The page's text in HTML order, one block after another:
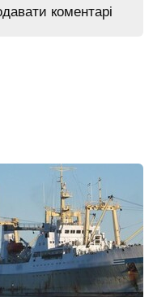
коментарі